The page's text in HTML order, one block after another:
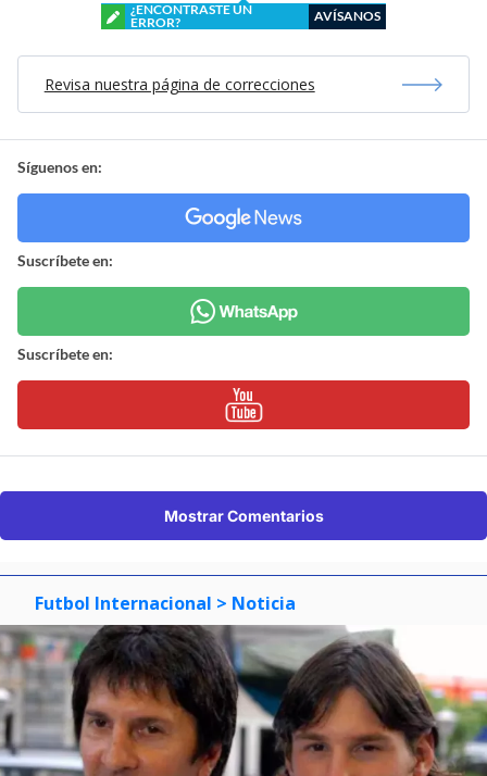
¿ENCONTRASTE UN
ERROR?
AVÍSANOS
Revisa nuestra página de correcciones
Síguenos en:
Suscríbete en:
Suscríbete en:
Mostrar Comentarios
Futbol Internacional > Noticia